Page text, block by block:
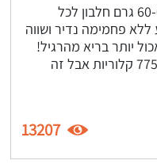
פיצה טחינה חלבון ללא גלוטן כ-60-65 גרם חלבון לכל
פחמימה נדיר ושווה
יותר בריא מהרגיל!
נכון שיש פה סה"כ עם התוספות כ-775 קלוריות אבל זה
13207